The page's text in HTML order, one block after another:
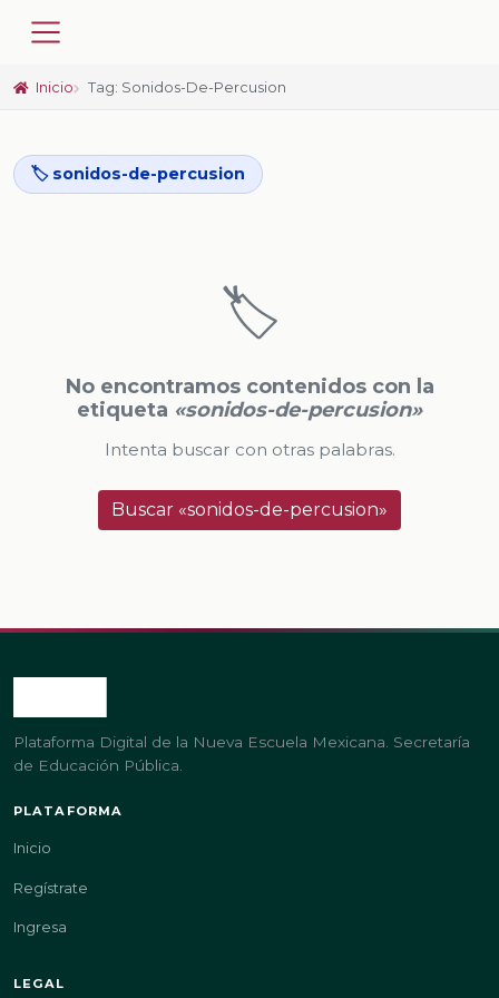
Inicio Tag: Sonidos-De-Percusion
🏷️ sonidos-de-percusion
🏷️
No encontramos contenidos con la
etiqueta «sonidos-de-percusion»
Intenta buscar con otras palabras.
Buscar «sonidos-de-percusion»
Plataforma Digital de la Nueva Escuela Mexicana. Secretaría
de Educación Pública.
PLATAFORMA
Inicio
Regístrate
Ingresa
LEGAL